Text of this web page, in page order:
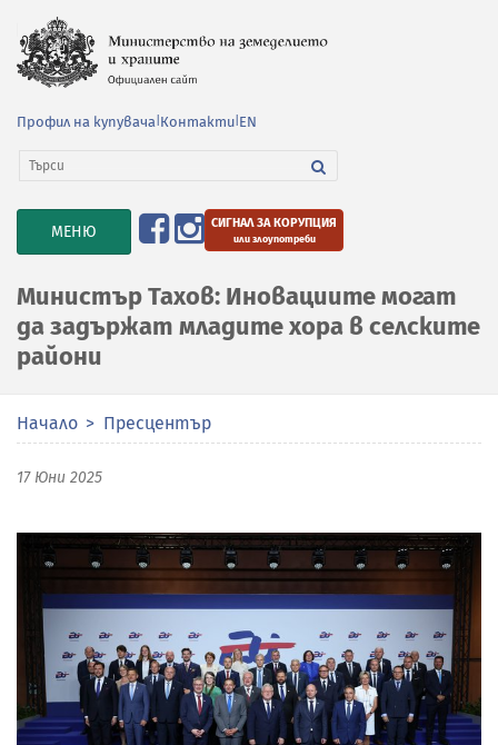
Профил на купувача Контакти EN
TOGGLE
NAVIGATION
МЕНЮ СИГНАЛ ЗА КОРУПЦИЯ
или злоупотреби
Министър Тахов: Иновациите могат
да задържат младите хора в селските
райони
Начало Пресцентър
17 Юни 2025